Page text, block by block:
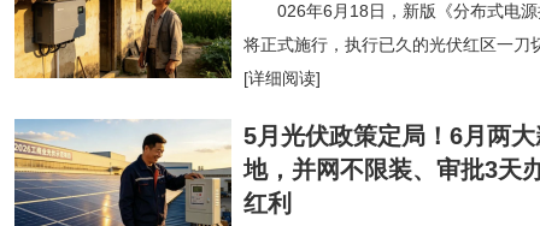
026年6月18日，新版《分布式电
将正式施行，执行已久的光伏红区一刀
[详细阅读]
5月光伏政策定局！6月两
地，并网不限装、审批3天
红利